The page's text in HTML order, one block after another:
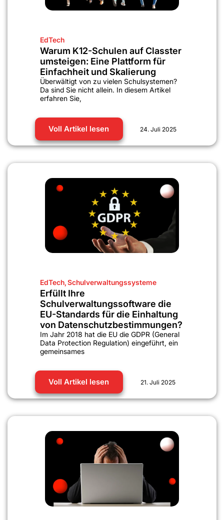
EdTech
Warum K12-Schulen auf Classter
umsteigen: Eine Plattform für
Einfachheit und Skalierung
Überwältigt von zu vielen Schulsystemen?
Da sind Sie nicht allein. In diesem Artikel
erfahren Sie,
Voll Artikel lesen 24. Juli 2025
EdTech,Schulverwaltungssysteme
Erfüllt Ihre
Schulverwaltungssoftware die
EU-Standards für die Einhaltung
von Datenschutzbestimmungen?
Im Jahr 2018 hat die EU die GDPR (General
Data Protection Regulation) eingeführt, ein
gemeinsames
Voll Artikel lesen 21. Juli 2025